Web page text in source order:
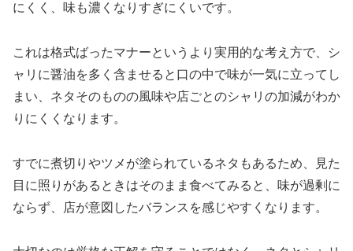
にくく、味も濃くなりすぎにくいです。
これは格式ばったマナーというより実用的な考え方で、シ
ャリに醤油を多く含ませると口の中で味が一気に立ってし
まい、ネタそのものの風味や店ごとのシャリの加減がわか
りにくくなります。
すでに煮切りやツメが塗られているネタもあるため、見た
目に照りがあるときはそのまま食べてみると、味が過剰に
ならず、店が意図したバランスを感じやすくなります。